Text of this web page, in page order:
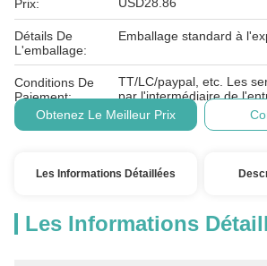
Prix:
Détails De
L'emballage:
Emballage standard à
Conditions De
Paiement:
TT/LC/paypal, etc. Les
par l'intermédiaire de
Obtenez Le Meilleur Prix
Les Informations Détaillées
Les Informations